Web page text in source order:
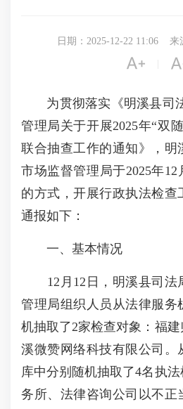
日期：2025-12-22 11:06 来

为贯彻落实《明溪县司
管理局关于开展2025年“双
联合抽查工作的通知》，明
市场监督管理局于2025年12
的方式，开展行政执法检查
通报如下：
一、基本情况
12月12日，明溪县司法
管理局组织人员从法律服务
机抽取了2家检查对象：福
溪微赞网络科技有限公司。
库中分别随机抽取了4名执
务所、法律咨询公司以不正